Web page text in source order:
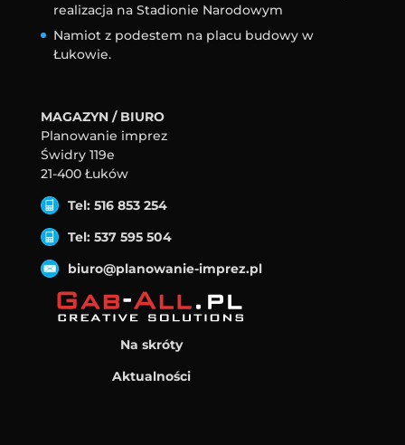
realizacja na Stadionie Narodowym
Namiot z podestem na placu budowy w
Łukowie.
MAGAZYN / BIURO
Planowanie imprez
Świdry 119e
21-400 Łuków
Tel: 516 853 254
Tel: 537 595 504
biuro@planowanie-imprez.pl
Na skróty
Aktualności